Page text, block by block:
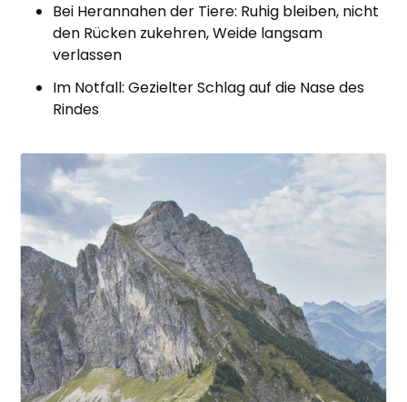
Bei Herannahen der Tiere: Ruhig bleiben, nicht
den Rücken zukehren, Weide langsam
verlassen
Im Notfall: Gezielter Schlag auf die Nase des
Rindes